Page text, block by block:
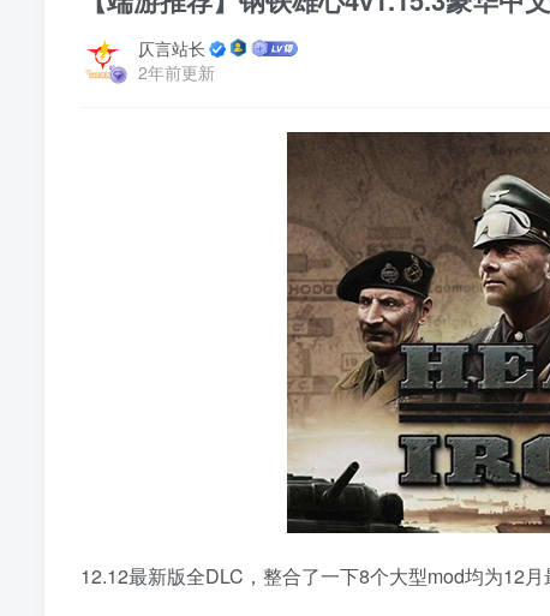
仄言站长
2年前更新
12.12最新版全DLC，整合了一下8个大型mod均为12月